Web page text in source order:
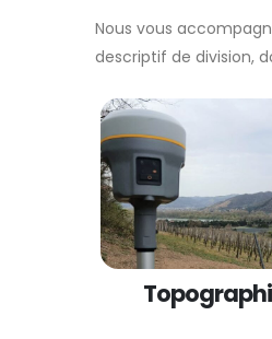
Nous vous
descriptif de division,